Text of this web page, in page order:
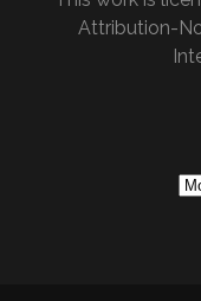
Attribution-